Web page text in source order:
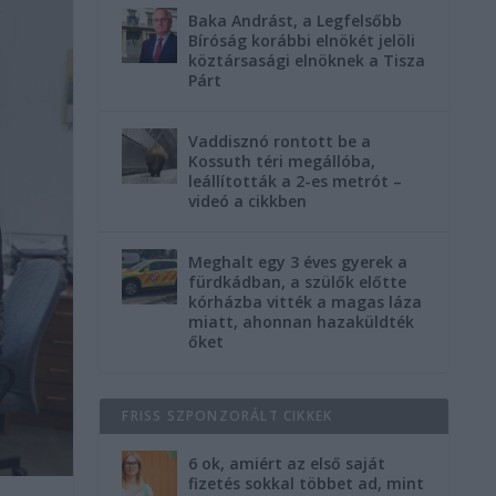
Baka Andrást, a Legfelsőbb
Bíróság korábbi elnökét jelöli
köztársasági elnöknek a Tisza
Párt
Vaddisznó rontott be a
Kossuth téri megállóba,
leállították a 2-es metrót –
videó a cikkben
Meghalt egy 3 éves gyerek a
fürdkádban, a szülők előtte
kórházba vitték a magas láza
miatt, ahonnan hazaküldték
őket
FRISS SZPONZORÁLT CIKKEK
6 ok, amiért az első saját
fizetés sokkal többet ad, mint